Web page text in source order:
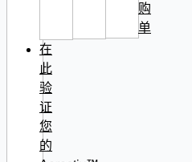
购
单
在
此
验
证
您
的